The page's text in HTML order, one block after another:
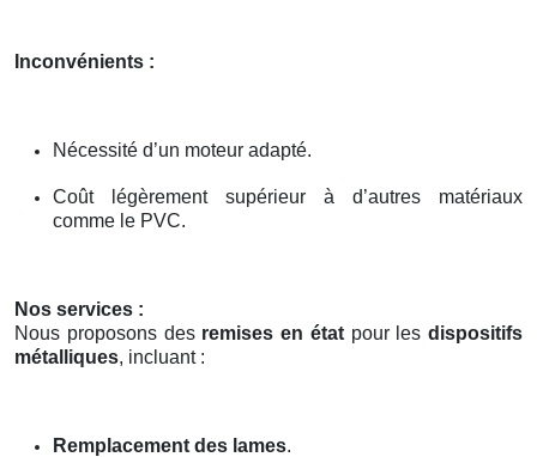
Inconvénients :
Nécessité d’un moteur adapté.
Coût légèrement supérieur à d’autres matériaux
comme le PVC.
Nos services :
Nous proposons des remises en étatpour les dispositifs
métalliques, incluant :
Remplacement des lames.